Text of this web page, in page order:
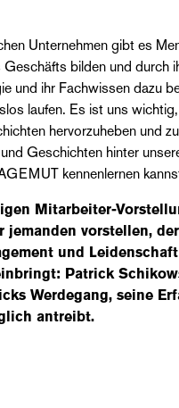
Unternehmen gibt es
bilden und durch
und ihr Fachwissen dazu
laufen. Es ist uns
hervorzuheben und
Geschichten hinter
kennenlernen
Mitarbeiter-
jemanden vorstellen,
und
Patrick
Werdegang, seine
antreibt.